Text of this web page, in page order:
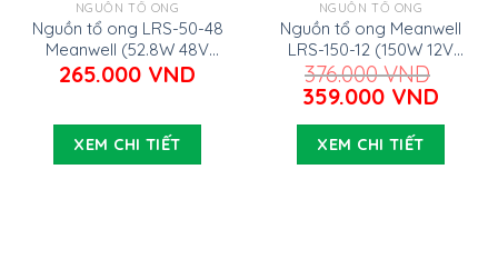
NGUỒN TỔ ONG
Nguồn tổ ong LRS-50-48
Meanwell (52.8W 48V
1.1A)
265.000 VND
XEM CHI TIẾT
NGUỒN TỔ ONG
Nguồn tổ ong Meanwell
LRS-150-12 (150W 12V
12.5A)
376.000VND
Giá
gốc
là:
376.000 VND.
359.000 VND
hiện
là:
XEM CHI TIẾT